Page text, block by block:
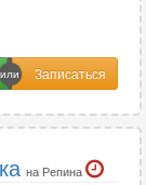
1
72
2
на Репина